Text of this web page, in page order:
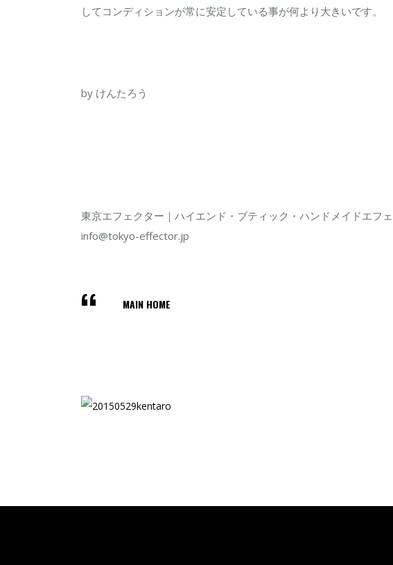
してコンディションが常に安定している事が何より大きいです。
by けんたろう
東京エフェクター｜ハイエンド・ブティック・ハンドメイドエフ
info@tokyo-effector.jp
MAIN HOME